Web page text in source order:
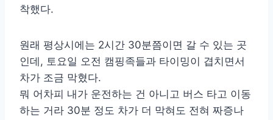
착했다.
원래 평상시에는 2시간 30분쯤이면 갈 수 있는 곳
인데, 토요일 오전 캠핑족들과 타이밍이 겹치면서
차가 조금 막혔다.
뭐 어차피 내가 운전하는 건 아니고 버스 타고 이동
하는 거라 30분 정도 차가 더 막혀도 전혀 짜증나